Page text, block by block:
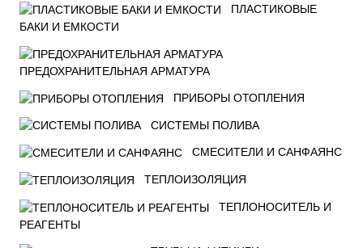
ПЛАСТИКОВЫЕ
БАКИ И ЕМКОСТИ
ПРЕДОХРАНИТЕЛЬНАЯ АРМАТУРА
ПРИБОРЫ ОТОПЛЕНИЯ
СИСТЕМЫ ПОЛИВА
СМЕСИТЕЛИ И САНФАЯНС
ТЕПЛОИЗОЛЯЦИЯ
ТЕПЛОНОСИТЕЛЬ И
РЕАГЕНТЫ